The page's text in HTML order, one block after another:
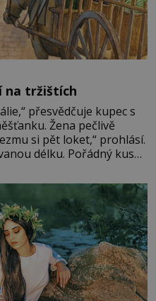
na tržištích
přesvědčuje kupec s
Žena pečlivě
si pět loket,“ prohlásí.
délku. Pořádný kus
zhodnotí švadlena
vás, podívejte.“